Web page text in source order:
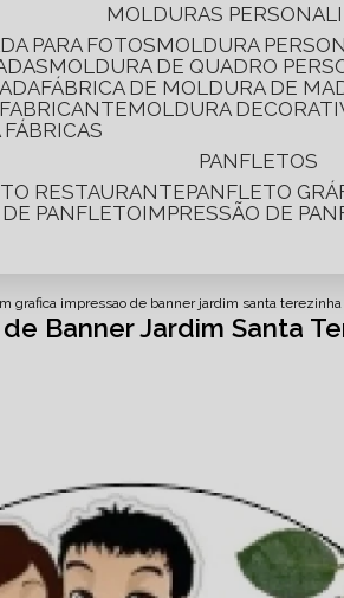
MOLDURAS
PARA FOTOS
MOLDURA
MOLDURA DE QUADRO
FÁBRICA DE MOLDURA DE
MOLDURA
FÁBRICAS
PANFLETOS
RESTAURANTE PANFLETO
DE PANFLETO IMPRESSÃO DE
grafica impressao de banner jardim santa terezinha
Banner Jardim Santa